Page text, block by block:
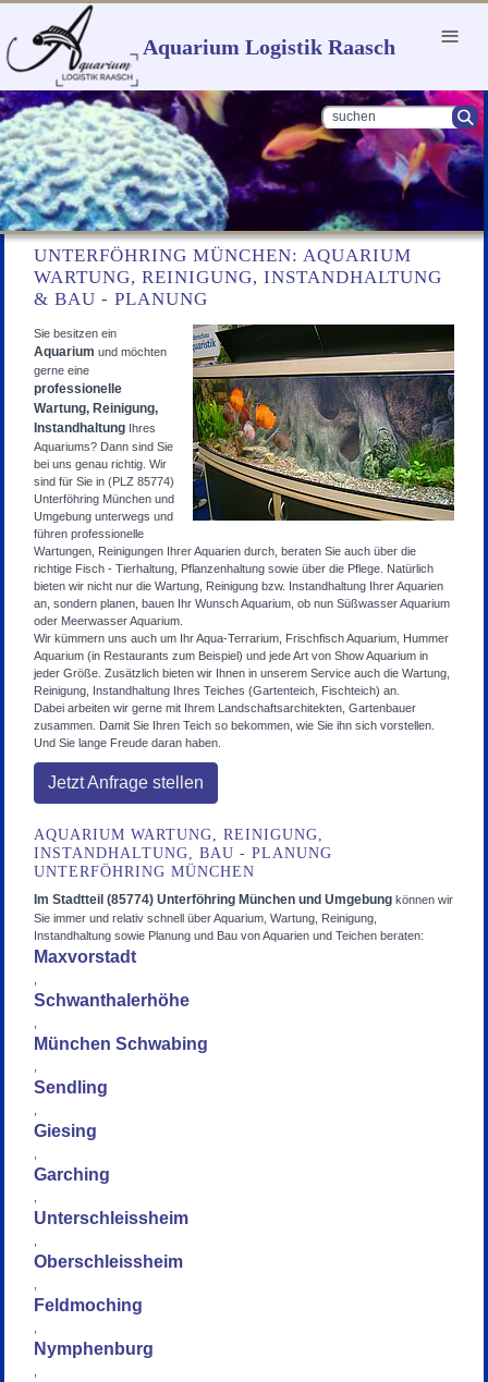
Menu
Aquarium Logistik Raasch
UNTERFÖHRING MÜNCHEN: AQUARIUM
WARTUNG, REINIGUNG, INSTANDHALTUNG
& BAU - PLANUNG
Sie besitzen ein
Aquariumund möchten
gerne eine
professionelle
Wartung, Reinigung,
Instandhaltung Ihres
Aquariums? Dann sind Sie
bei uns genau richtig. Wir
sind für Sie in (PLZ 85774)
Unterföhring München und
Umgebung unterwegs und
führen professionelle
Wartungen, Reinigungen Ihrer Aquarien durch, beraten Sie auch über die
richtige Fisch - Tierhaltung, Pflanzenhaltung sowie über die Pflege. Natürlich
bieten wir nicht nur die Wartung, Reinigung bzw. Instandhaltung Ihrer Aquarien
an, sondern planen, bauen Ihr Wunsch Aquarium, ob nun Süßwasser Aquarium
oder Meerwasser Aquarium.
Wir kümmern uns auch um Ihr Aqua-Terrarium, Frischfisch Aquarium, Hummer
Aquarium (in Restaurants zum Beispiel) und jede Art von Show Aquarium in
jeder Größe. Zusätzlich bieten wir Ihnen in unserem Service auch die Wartung,
Reinigung, Instandhaltung Ihres Teiches (Gartenteich, Fischteich) an.
Dabei arbeiten wir gerne mit Ihrem Landschaftsarchitekten, Gartenbauer
zusammen. Damit Sie Ihren Teich so bekommen, wie Sie ihn sich vorstellen.
Und Sie lange Freude daran haben.
Jetzt Anfrage stellen
AQUARIUM WARTUNG, REINIGUNG,
INSTANDHALTUNG, BAU - PLANUNG
UNTERFÖHRING MÜNCHEN
Im Stadtteil (85774) Unterföhring München und Umgebung können wir
Sie immer und relativ schnell über Aquarium, Wartung, Reinigung,
Instandhaltung sowie Planung und Bau von Aquarien und Teichen beraten:
Maxvorstadt
,
Schwanthalerhöhe
,
München Schwabing
,
Sendling
,
Giesing
,
Garching
,
Unterschleissheim
,
Oberschleissheim
,
Feldmoching
,
Nymphenburg
,